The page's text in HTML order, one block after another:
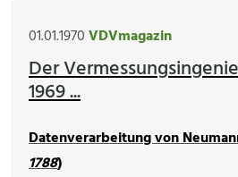
01.01.1970VDVmagazin
Der
1969 ...
Datenverarbeitung von
1788)